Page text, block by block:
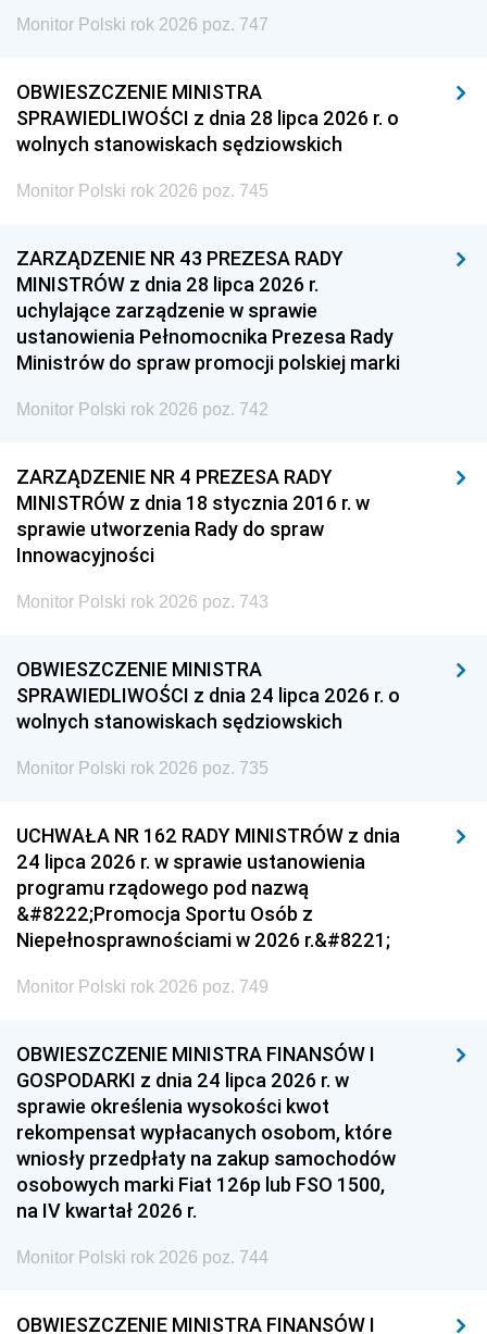
Monitor Polski rok 2026 poz. 747
OBWIESZCZENIE MINISTRA
SPRAWIEDLIWOŚCI z dnia 28 lipca 2026 r. o
wolnych stanowiskach sędziowskich
Monitor Polski rok 2026 poz. 745
ZARZĄDZENIE NR 43 PREZESA RADY
MINISTRÓW z dnia 28 lipca 2026 r.
uchylające zarządzenie w sprawie
ustanowienia Pełnomocnika Prezesa Rady
Ministrów do spraw promocji polskiej marki
Monitor Polski rok 2026 poz. 742
ZARZĄDZENIE NR 4 PREZESA RADY
MINISTRÓW z dnia 18 stycznia 2016 r. w
sprawie utworzenia Rady do spraw
Innowacyjności
Monitor Polski rok 2026 poz. 743
OBWIESZCZENIE MINISTRA
SPRAWIEDLIWOŚCI z dnia 24 lipca 2026 r. o
wolnych stanowiskach sędziowskich
Monitor Polski rok 2026 poz. 735
UCHWAŁA NR 162 RADY MINISTRÓW z dnia
24 lipca 2026 r. w sprawie ustanowienia
programu rządowego pod nazwą
&#8222;Promocja Sportu Osób z
Niepełnosprawnościami w 2026 r.&#8221;
Monitor Polski rok 2026 poz. 749
OBWIESZCZENIE MINISTRA FINANSÓW I
GOSPODARKI z dnia 24 lipca 2026 r. w
sprawie określenia wysokości kwot
rekompensat wypłacanych osobom, które
wniosły przedpłaty na zakup samochodów
osobowych marki Fiat 126p lub FSO 1500,
na IV kwartał 2026 r.
Monitor Polski rok 2026 poz. 744
OBWIESZCZENIE MINISTRA FINANSÓW I